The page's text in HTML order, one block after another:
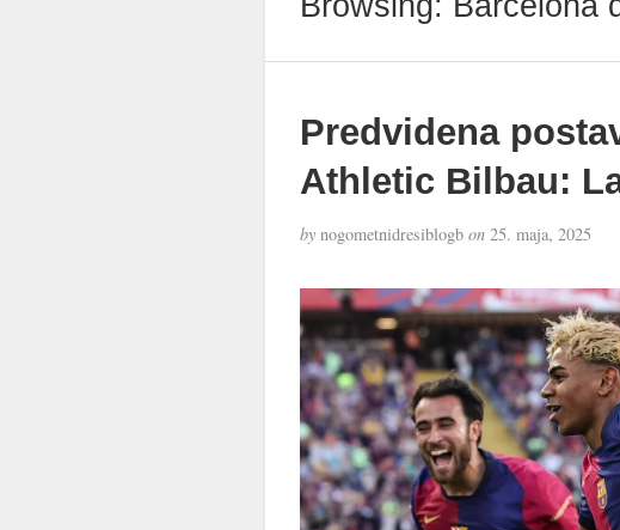
Predvidena
Athletic Bilbau:
bynogometnidresiblogb on25. maja, 2025